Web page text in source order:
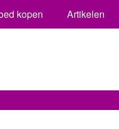
kopen Artikelen